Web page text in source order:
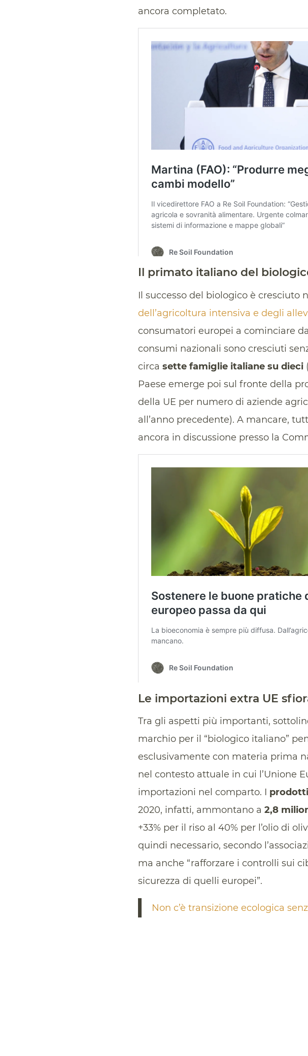
ancora completato.
Il primato italiano del
Il successo del biologico è cresciuto
dell’agricoltura intensiva e degli
consumatori europei a cominciare
consumi nazionali sono cresciuti
circa sette famiglie italiane su dieci
Paese emerge poi sul fronte della
della UE per numero di aziende
all’anno precedente). A mancare,
ancora in discussione presso la
Le importazioni extra UE
Tra gli aspetti più importanti,
marchio per il “biologico italiano”
esclusivamente con materia prima
nel contesto attuale in cui l’Unione
importazioni nel comparto. I
2020, infatti, ammontano a 2,8
+33% per il riso al 40% per l’olio di
quindi necessario, secondo
ma anche “rafforzare i controlli sui
sicurezza di quelli europei”.
Non c’è transizione ecologica